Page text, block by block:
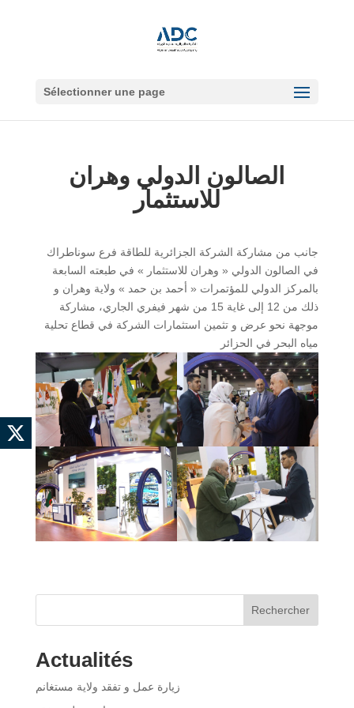
Sélectionner une page
الصالون الدولي وهران
للاستثمار
جانب من مشاركة الشركة الجزائرية للطاقة فرع سوناطراك
في الصالون الدولي « وهران للاستثمار » في طبعته السابعة
بالمركز الدولي للمؤتمرات « أحمد بن حمد » ولاية وهران و
ذلك من 12 إلى غاية 15 من شهر فيفري الجاري، مشاركة
موجهة نحو عرض و تثمين استثمارات الشركة في قطاع تحلية
مياه البحر في الحزائر
Rechercher
Actualités
زيارة عمل و تفقد ولاية مستغانم